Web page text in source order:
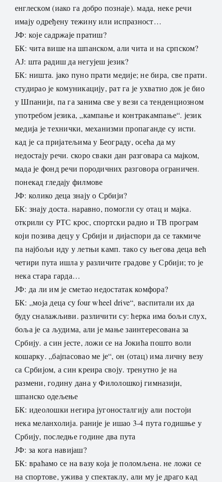
енглеском (иако га добро познаје). мада, неке речи
имају одређену тежину или испразност…
ЈФ: које садржаје пратиш?
БК: чита више на шпанском, али чита и на српском?
АЈ: шта радиш да негујеш језик?
БК: ништа. јако пуно прати медије; не бира, све прати.
студирао је комуникацију, рат га је ухватио док је био
у Шпанији, па га занима све у вези са тенденциозном
употребом језика, „кампање и контракампање“. језик
медија је технички, механизми пропаганде су исти.
кад је са пријатељима у Београду, осећа да му
недостају речи. скоро сваки дан разговара са мајком,
мада је фонд речи породичних разговора ограничен.
понекад гледају филмове
ЈФ: колико деца знају о Србији?
БК: знају доста. наравно, помогли су отац и мајка.
открили су РТС крос, спортски радио и ТВ програм
који позива децу у Србији и дијаспори да се такмиче
па најбољи иду у летњи камп. тако су његова деца већ
четири пута ишла у различите градове у Србији; то је
нека стара гарда…
ЈФ: да ли им је сметао недостатак комфора?
БК: „моја деца су four wheel drive“, васпитали их да
буду сналажљиви. различити су: ћерка има бољи слух,
боља је са људима, али је мање заинтересована за
Србију. а син јесте, ложи се на Јокића пошто воли
кошарку. „бајпасовао ме је“, он (отац) има личну везу
са Србијом, а син креира своју. тренутно је на
размени, годину дана у Филолошкој гимназији,
шпанско одељење
БК: идеолошки негира југоносталгију али постоји
нека меланхолија. раније је ишао 3-4 пута годишње у
Србију, последње године два пута
ЈФ: за кога навијаш?
БК: враћамо се на вазу која је поломљена. не ложи се
на спортове, ужива у спектаклу, али му је драго кад